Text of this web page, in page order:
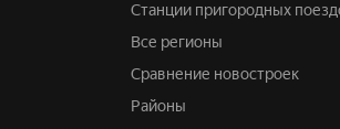
Станции пригородных
Все регионы
Сравнение новостроек
Районы